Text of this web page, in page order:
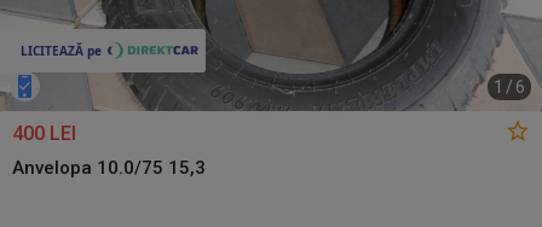
1 / 6
400 LEI
Anvelopa 10.0/75 15,3